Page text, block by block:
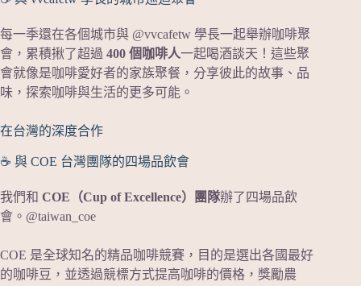
每一季還在各個城市與 @vvcafetw 學長一起舉辦咖啡聚
會，累積揪了超過 400 個咖啡人一起喝酒談天！這些聚
會就像是咖啡愛好者的家族聚餐，分享彼此的故事、品
味，探索咖啡與生活的更多可能。
在台灣的深度合作
☕ 與 COE 台灣團隊的四場品飲會
我們和 COE（Cup of Excellence）團隊辦了四場品飲
會。@taiwan_coe
COE 是全球知名的精品咖啡競賽，目的是選出各國最好
的咖啡豆，並透過競標方式提高咖啡的價格，獎勵農